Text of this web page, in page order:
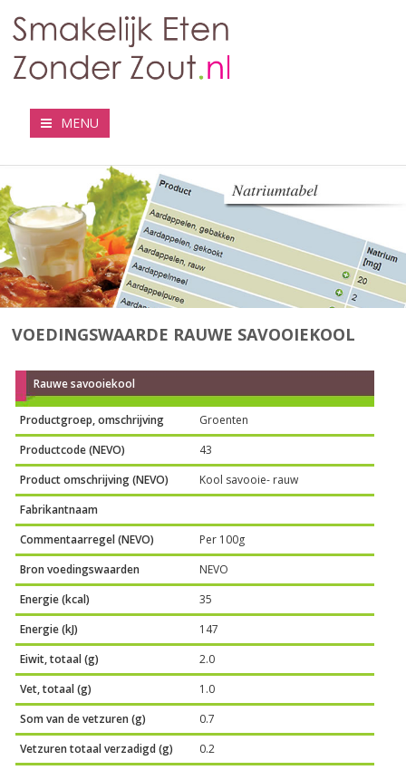
MENU
VOEDINGSWAARDE RAUWE SAVOOIEKOOL
Rauwe savooiekool
Productgroep, omschrijving
Groenten
Productcode (NEVO)
43
Product omschrijving (NEVO)
Kool savooie- rauw
Fabrikantnaam
Commentaarregel (NEVO)
Per 100g
Bron voedingswaarden
NEVO
Energie (kcal)
35
Energie (kJ)
147
Eiwit, totaal (g)
2.0
Vet, totaal (g)
1.0
Som van de vetzuren (g)
0.7
Vetzuren totaal verzadigd (g)
0.2